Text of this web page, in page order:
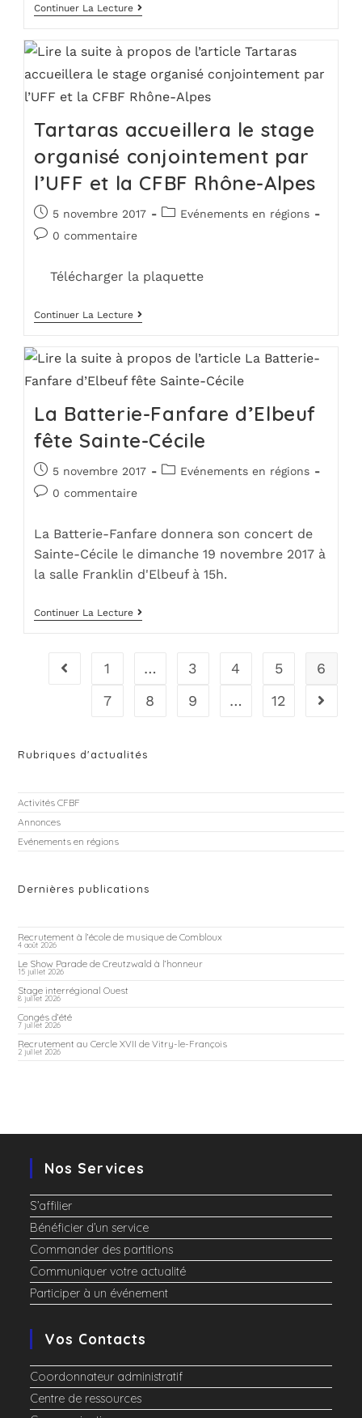
Continuer La Lecture
Tartaras accueillera le stage
organisé conjointement par
l’UFF et la CFBF Rhône-Alpes
5 novembre 2017
Evénements en régions
0 commentaire
Télécharger la plaquette
Continuer La Lecture
La Batterie-Fanfare d’Elbeuf
fête Sainte-Cécile
5 novembre 2017
Evénements en régions
0 commentaire
La Batterie-Fanfare donnera son concert de
Sainte-Cécile le dimanche 19 novembre 2017 à
la salle Franklin d'Elbeuf à 15h.
Continuer La Lecture
1 … 3 4 5
6
7
8 9 … 12
Rubriques d'actualités
Activités CFBF
Annonces
Evénements en régions
Dernières publications
Recrutement à l’école de musique de Combloux
4 août 2026
Le Show Parade de Creutzwald à l’honneur
15 juillet 2026
Stage interrégional Ouest
8 juillet 2026
Congés d’été
7 juillet 2026
Recrutement au Cercle XVII de Vitry-le-François
2 juillet 2026
Nos Services
S’affilier
Bénéficier d’un service
Commander des partitions
Communiquer votre actualité
Participer à un événement
Vos Contacts
Coordonnateur administratif
Centre de ressources